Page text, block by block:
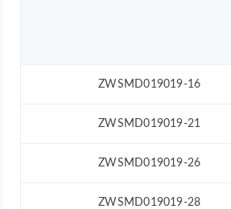
ZWSMD019019-16
ZWSMD019019-21
ZWSMD019019-26
ZWSMD019019-28